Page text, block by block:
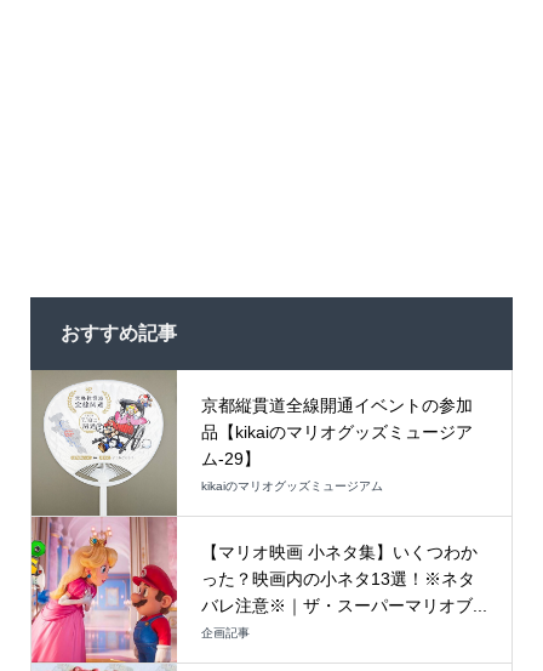
おすすめ記事
京都縦貫道全線開通イベントの参加
品【kikaiのマリオグッズミュージア
ム-29】
kikaiのマリオグッズミュージアム
【マリオ映画 小ネタ集】いくつわか
った？映画内の小ネタ13選！※ネタ
バレ注意※｜ザ・スーパーマリオブ...
企画記事